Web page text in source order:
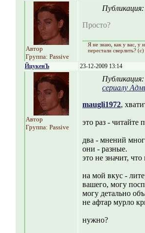
Автор
Группа: Passive
Просто?
Я не знаю, как y вас, y
перестали сверлить? (с)
ЙцукенЪ 23-12-2009 13:14
Автор
Группа: Passive
сериалу
maugli1972,
это раз - читайте
два - мнений
они - разные.
это не значит,
на мой вкус -
вашего, могу
могу детально
не афтар мурло
нужно?